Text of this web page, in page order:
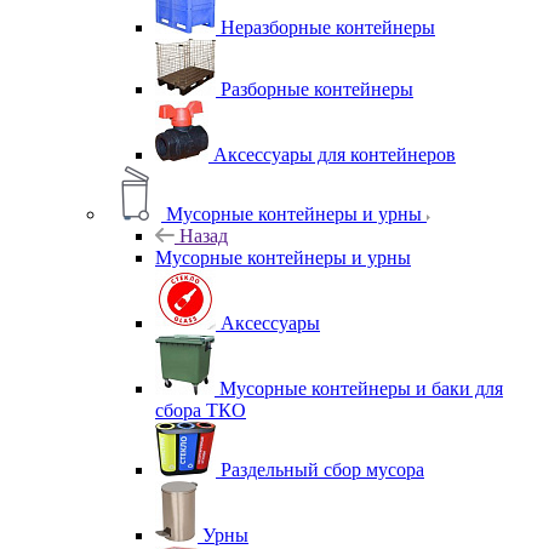
Неразборные контейнеры
Разборные контейнеры
Аксессуары для контейнеров
Мусорные контейнеры и урны
Назад
Мусорные контейнеры и урны
Аксессуары
Мусорные контейнеры и баки для
сбора ТКО
Раздельный сбор мусора
Урны